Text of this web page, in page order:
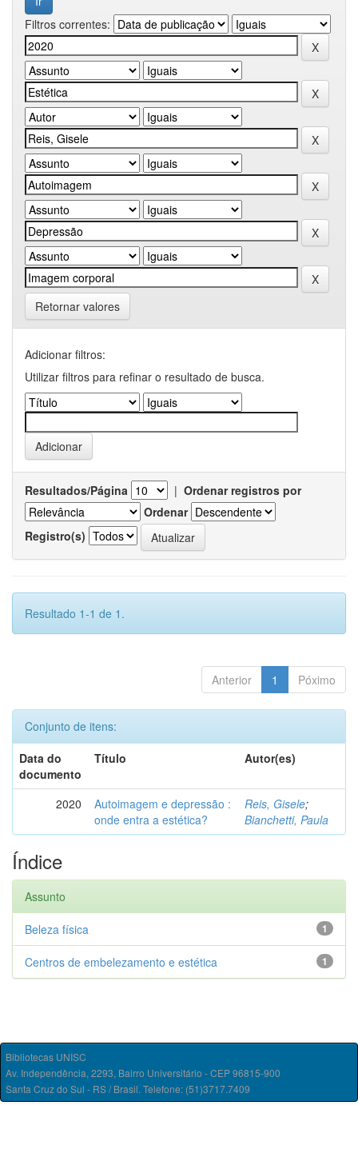
Filtros correntes:
Retornar valores
Adicionar filtros:
Utilizar filtros para refinar o resultado de busca.
Resultados/Página | Ordenar registros por
Ordenar
Registro(s)
Resultado 1-1 de 1.
Anterior 1 Póximo
Conjunto de itens:
Data do
documento
Título Autor(es)
2020
Autoimagem e depressão :
onde entra a estética?
Reis, Gisele;
Bianchetti, Paula
Índice
Assunto
1
Beleza física
1
Centros de embelezamento e estética
Bibliotecas UNISC
Av. Independência, 2293, Bairro Universitário - CEP 96815-900
Santa Cruz do Sul - RS / Brasil. Telefone: (51)3717.7409